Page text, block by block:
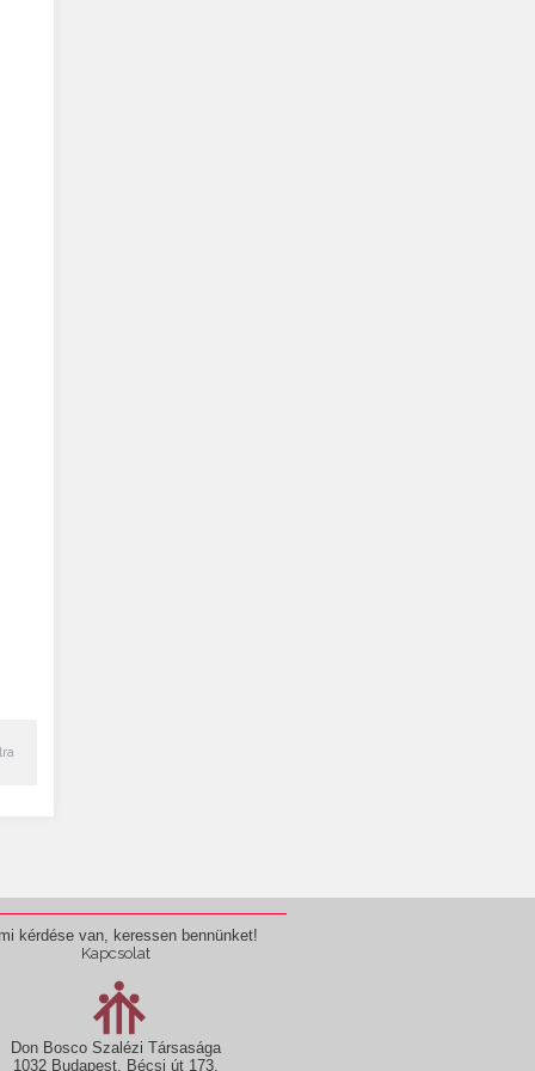
kérdése van, keressen bennünket!
Kapcsolat
Don Bosco Szalézi Társasága
1032 Budapest, Bécsi út 173.